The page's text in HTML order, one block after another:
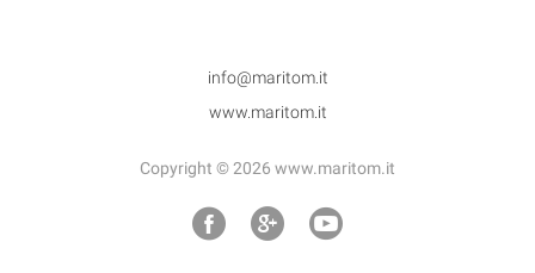
info@maritom.it
www.maritom.it
Copyright © 2026 www.maritom.it